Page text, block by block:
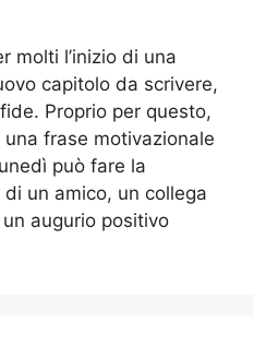
molti l’inizio di una
capitolo da scrivere,
Proprio per questo,
frase motivazionale
può fare la
un amico, un collega
augurio positivo